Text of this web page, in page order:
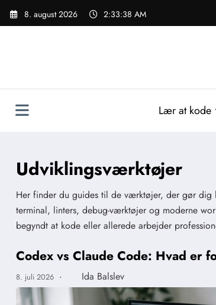
Videre
8. august 2026 2:33:39 AM
Lær at kode
Udviklingsværktøjer
Her finder du guides til de værktøjer, der gør dig
terminal, linters, debug-værktøjer og moderne
begyndt at kode eller allerede arbejder
Codex vs Claude Code: Hvad er
8. juli 2026 · Ida Balslev